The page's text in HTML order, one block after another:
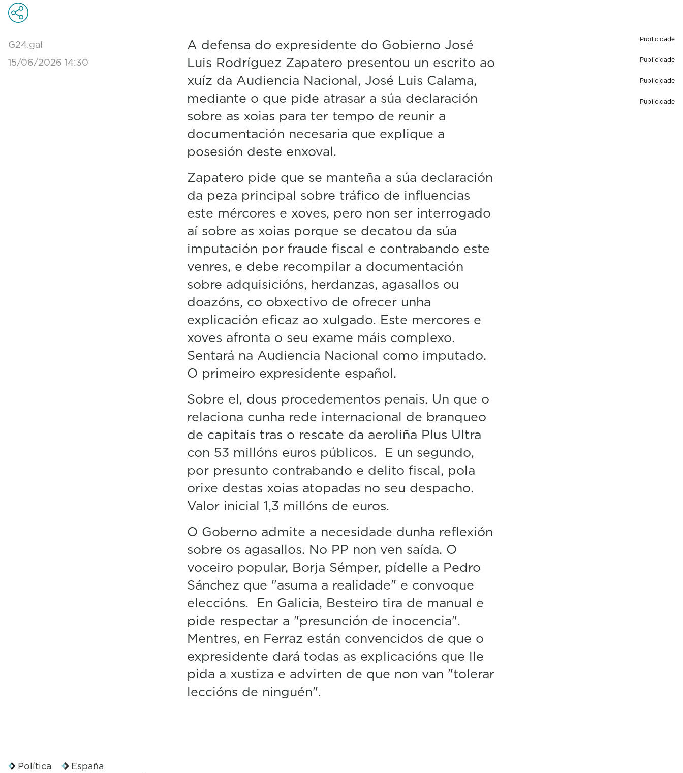
n
u
t
,
3
e
o
V
l
m
5
0
%
G24.gal
15/06/2026 14:30
A defensa do expresidente do Gobierno José
Luis Rodríguez Zapatero presentou un escrito ao
xuíz da Audiencia Nacional, José Luis Calama,
mediante o que pide atrasar a súa declaración
sobre as xoias para ter tempo de reunir a
documentación necesaria que explique a
posesión deste enxoval.
Zapatero pide que se manteña a súa declaración
da peza principal sobre tráfico de influencias
este mércores e xoves, pero non ser interrogado
aí sobre as xoias porque se decatou da súa
imputación por fraude fiscal e contrabando este
venres, e debe recompilar a documentación
sobre adquisicións, herdanzas, agasallos ou
doazóns, co obxectivo de ofrecer unha
explicación eficaz ao xulgado. Este mercores e
xoves afronta o seu exame máis complexo.
Sentará na Audiencia Nacional como imputado.
O primeiro expresidente español.
Sobre el, dous procedementos penais. Un que o
relaciona cunha rede internacional de branqueo
de capitais tras o rescate da aeroliña Plus Ultra
con 53 millóns euros públicos. E un segundo,
por presunto contrabando e delito fiscal, pola
orixe destas xoias atopadas no seu despacho.
Valor inicial 1,3 millóns de euros.
O Goberno admite a necesidade dunha reflexión
sobre os agasallos. No PP non ven saída. O
voceiro popular, Borja Sémper, pídelle a Pedro
Sánchez que "asuma a realidade" e convoque
eleccións. En Galicia, Besteiro tira de manual e
pide respectar a "presunción de inocencia".
Mentres, en Ferraz están convencidos de que o
expresidente dará todas as explicacións que lle
pida a xustiza e advirten de que non van "tolerar
leccións de ninguén".
Publicidade
Publicidade
Publicidade
Publicidade
Política España